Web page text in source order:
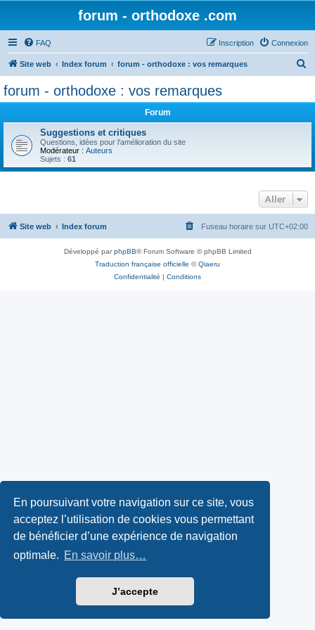
En poursuivant votre navigation sur ce site, vous
acceptez l’utilisation de cookies vous permettant
de bénéficier d’une expérience de navigation
optimale. En savoir plus…
J’accepte
forum - orthodoxe .com
FAQ Connexion
Inscription
Site web Index forum forum - orthodoxe : vos remarques
r
forum - orthodoxe : vos remarques
Forum
Suggestions et critiques
Questions, idées pour l'amélioration du site
Modérateur : Auteurs
Sujets : 61
Aller
Site web Index forum Fuseau horaire sur UTC+02:00
Développé parphpBB® Forum Software © phpBB Limited
Traduction française officielle ©Qiaeru
Confidentialité | Conditions